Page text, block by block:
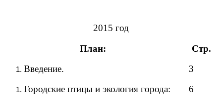
2015 год
План:
Стр.
Введение.
3
Городские птицы и экология города:
6